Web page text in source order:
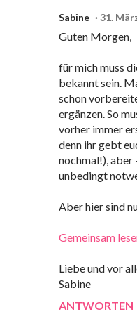
Sabine 31.
Guten Morgen,
für mich muss
bekannt sein.
schon
ergänzen. So
vorher immer
denn ihr gebt
nochmal!), aber
unbedingt
Aber hier sind
Gemeinsam
Liebe und vor
Sabine
ANTWORTEN